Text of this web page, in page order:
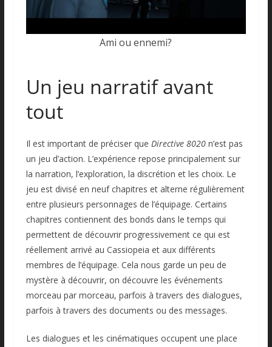
Ami ou ennemi?
Un jeu narratif avant
tout
Il est important de préciser que Directive 8020n’est pas
un jeu d’action. L’expérience repose principalement sur
la narration, l’exploration, la discrétion et les choix. Le
jeu est divisé en neuf chapitres et alterne régulièrement
entre plusieurs personnages de l’équipage. Certains
chapitres contiennent des bonds dans le temps qui
permettent de découvrir progressivement ce qui est
réellement arrivé au Cassiopeia et aux différents
membres de l’équipage. Cela nous garde un peu de
mystère à découvrir, on découvre les événements
morceau par morceau, parfois à travers des dialogues,
parfois à travers des documents ou des messages.
Les dialogues et les cinématiques occupent une place